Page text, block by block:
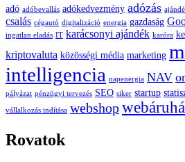
mielőtt
aláírod?
adó adóbevallás adókedvezmény adózás
csalás cégautó digitalizáció energia gazdaság
ingatlan eladás IT karácsonyi ajándék karóra
kriptovaluta közösségi média marketing
intelligencia napenergia NAV
pályázat pénzügyi tervezés SEO siker startup
vállalkozás indítása webshop
Rovatok